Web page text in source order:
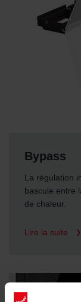
Bypass
La régulation
bascule entre
de chaleur.
Lire la suite